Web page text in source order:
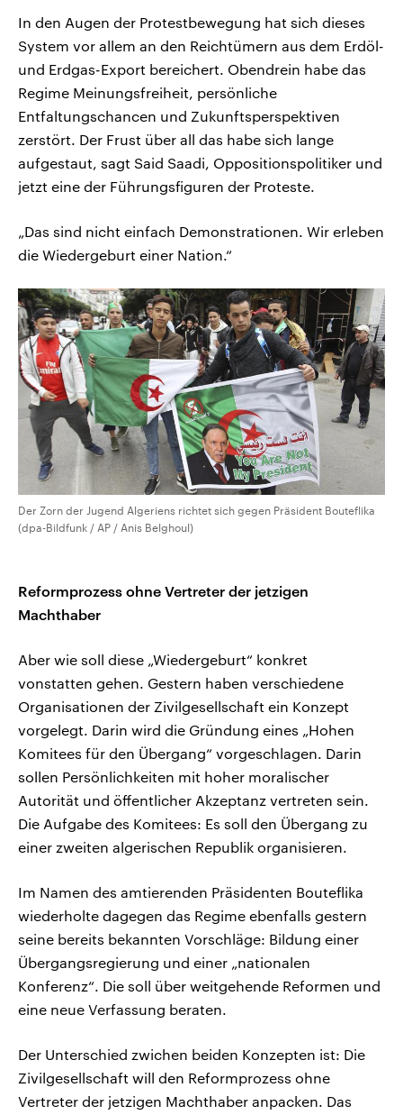
In den Augen der Protestbewegung hat sich dieses
System vor allem an den Reichtümern aus dem Erdöl-
und Erdgas-Export bereichert. Obendrein habe das
Regime Meinungsfreiheit, persönliche
Entfaltungschancen und Zukunftsperspektiven
zerstört. Der Frust über all das habe sich lange
aufgestaut, sagt Said Saadi, Oppositionspolitiker und
jetzt eine der Führungsfiguren der Proteste.
„Das sind nicht einfach Demonstrationen. Wir erleben
die Wiedergeburt einer Nation.“
Der Zorn der Jugend Algeriens richtet sich gegen Präsident Bouteflika
(dpa-Bildfunk / AP / Anis Belghoul)
Reformprozess ohne Vertreter der jetzigen
Machthaber
Aber wie soll diese „Wiedergeburt“ konkret
vonstatten gehen. Gestern haben verschiedene
Organisationen der Zivilgesellschaft ein Konzept
vorgelegt. Darin wird die Gründung eines „Hohen
Komitees für den Übergang“ vorgeschlagen. Darin
sollen Persönlichkeiten mit hoher moralischer
Autorität und öffentlicher Akzeptanz vertreten sein.
Die Aufgabe des Komitees: Es soll den Übergang zu
einer zweiten algerischen Republik organisieren.
Im Namen des amtierenden Präsidenten Bouteflika
wiederholte dagegen das Regime ebenfalls gestern
seine bereits bekannten Vorschläge: Bildung einer
Übergangsregierung und einer „nationalen
Konferenz“. Die soll über weitgehende Reformen und
eine neue Verfassung beraten.
Der Unterschied zwichen beiden Konzepten ist: Die
Zivilgesellschaft will den Reformprozess ohne
Vertreter der jetzigen Machthaber anpacken. Das